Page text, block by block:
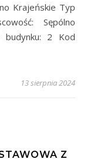
Krajeńskie Typ
Sępólno
budynku: 2 Kod
13 sierpnia 2024
Z